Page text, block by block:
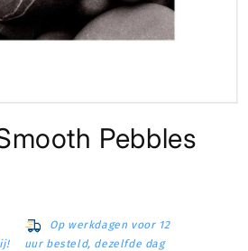
Pebbles
Op werkdagen voor 12
uur besteld, dezelfde dag